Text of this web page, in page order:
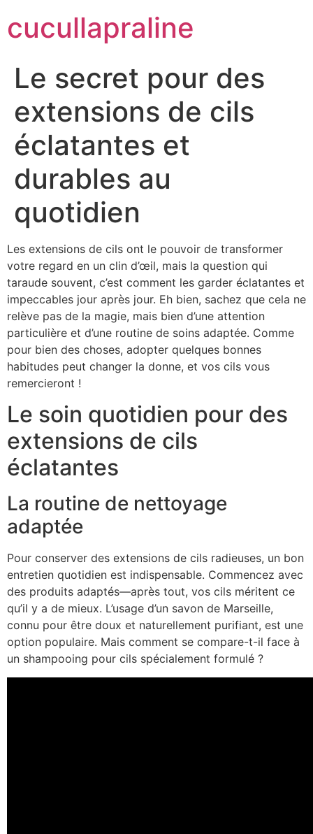
cucullapraline
Le secret pour des
extensions de cils
éclatantes et
durables au
quotidien
Les extensions de cils ont le pouvoir de transformer
votre regard en un clin d’œil, mais la question qui
taraude souvent, c’est comment les garder éclatantes et
impeccables jour après jour. Eh bien, sachez que cela ne
relève pas de la magie, mais bien d’une attention
particulière et d’une routine de soins adaptée. Comme
pour bien des choses, adopter quelques bonnes
habitudes peut changer la donne, et vos cils vous
remercieront !
Le soin quotidien pour des
extensions de cils
éclatantes
La routine de nettoyage
adaptée
Pour conserver des extensions de cils radieuses, un bon
entretien quotidien est indispensable. Commencez avec
des produits adaptés—après tout, vos cils méritent ce
qu’il y a de mieux. L’usage d’un savon de Marseille,
connu pour être doux et naturellement purifiant, est une
option populaire. Mais comment se compare-t-il face à
un shampooing pour cils spécialement formulé ?